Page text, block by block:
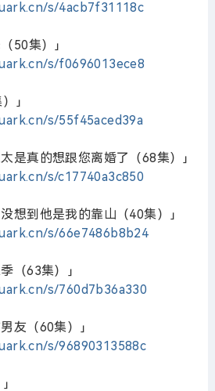
s/4acb7f31118c
50集）」
s/f0696013ece8
」
s/55f45aced39a
是真的想跟您离婚了（68集）」
s/c17740a3c850
想到他是我的靠山（40集）」
s/66e7486b8b24
（63集）」
s/760d7b36a330
友（60集）」
s/96890313588c